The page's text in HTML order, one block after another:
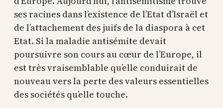
ses racines dans l’existence de l’Etat d’Israël et
de l’attachement des juifs de la diaspora à cet
Etat. Si la maladie antisémite devait
poursuivre son cours au cœur de l’Europe, il
est très vraisemblable qu’elle conduirait de
nouveau vers la perte des valeurs essentielles
des sociétés qu’elle touche.